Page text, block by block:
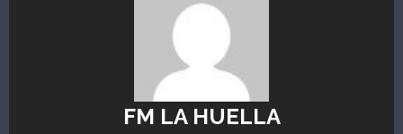
FM LA HUELLA